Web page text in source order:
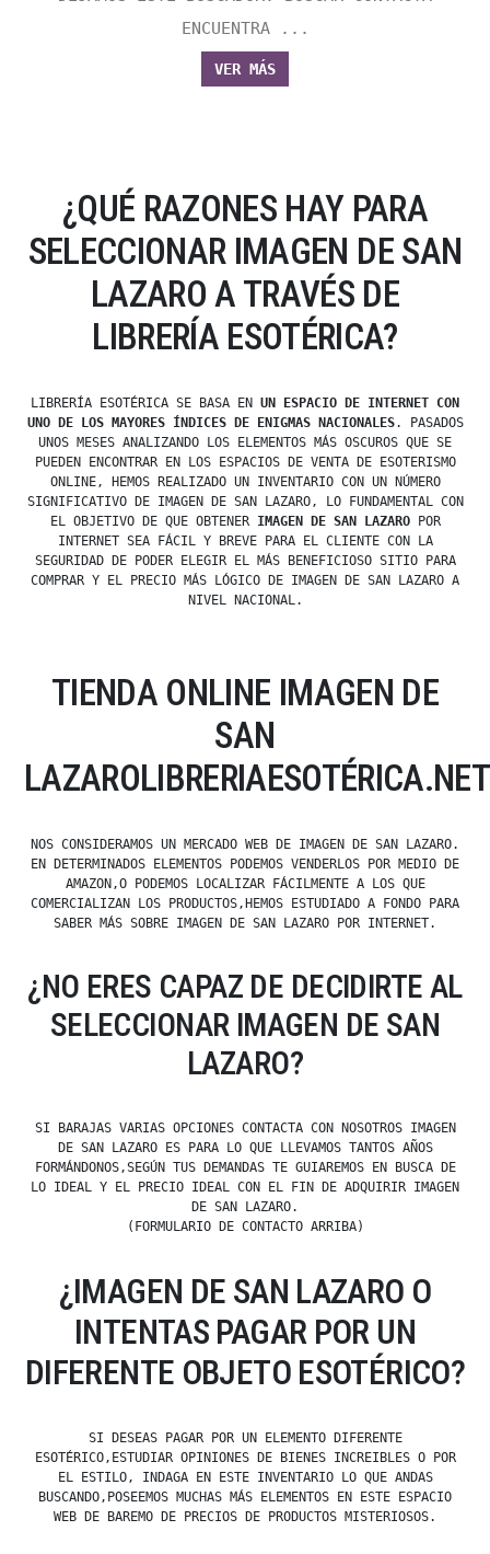
ENCUENTRA ...
VER MÁS
¿QUÉ RAZONES HAY PARA
SELECCIONAR IMAGEN DE SAN
LAZARO A TRAVÉS DE
LIBRERÍA ESOTÉRICA?
LIBRERÍA ESOTÉRICA SE BASA EN UN ESPACIO DE INTERNET CON
UNO DE LOS MAYORES ÍNDICES DE ENIGMAS NACIONALES. PASADOS
UNOS MESES ANALIZANDO LOS ELEMENTOS MÁS OSCUROS QUE SE
PUEDEN ENCONTRAR EN LOS ESPACIOS DE VENTA DE ESOTERISMO
ONLINE, HEMOS REALIZADO UN INVENTARIO CON UN NÚMERO
SIGNIFICATIVO DE IMAGEN DE SAN LAZARO, LO FUNDAMENTAL CON
EL OBJETIVO DE QUE OBTENER IMAGEN DE SAN LAZAROPOR
INTERNET SEA FÁCIL Y BREVE PARA EL CLIENTE CON LA
SEGURIDAD DE PODER ELEGIR EL MÁS BENEFICIOSO SITIO PARA
COMPRAR Y EL PRECIO MÁS LÓGICO DE IMAGEN DE SAN LAZARO A
NIVEL NACIONAL.
TIENDA ONLINE IMAGEN DE
SAN
LAZAROLIBRERIAESOTÉRICA.NET
NOS CONSIDERAMOS UN MERCADO WEB DE IMAGEN DE SAN LAZARO.
EN DETERMINADOS ELEMENTOS PODEMOS VENDERLOS POR MEDIO DE
AMAZON,O PODEMOS LOCALIZAR FÁCILMENTE A LOS QUE
COMERCIALIZAN LOS PRODUCTOS,HEMOS ESTUDIADO A FONDO PARA
SABER MÁS SOBRE IMAGEN DE SAN LAZARO POR INTERNET.
¿NO ERES CAPAZ DE DECIDIRTE AL
SELECCIONAR IMAGEN DE SAN
LAZARO?
SI BARAJAS VARIAS OPCIONES CONTACTA CON NOSOTROS IMAGEN
DE SAN LAZARO ES PARA LO QUE LLEVAMOS TANTOS AÑOS
FORMÁNDONOS,SEGÚN TUS DEMANDAS TE GUIAREMOS EN BUSCA DE
LO IDEAL Y EL PRECIO IDEAL CON EL FIN DE ADQUIRIR IMAGEN
DE SAN LAZARO.
(FORMULARIO DE CONTACTO ARRIBA)
¿IMAGEN DE SAN LAZARO O
INTENTAS PAGAR POR UN
DIFERENTE OBJETO ESOTÉRICO?
SI DESEAS PAGAR POR UN ELEMENTO DIFERENTE
ESOTÉRICO,ESTUDIAR OPINIONES DE BIENES INCREIBLES O POR
EL ESTILO, INDAGA EN ESTE INVENTARIO LO QUE ANDAS
BUSCANDO,POSEEMOS MUCHAS MÁS ELEMENTOS EN ESTE ESPACIO
WEB DE BAREMO DE PRECIOS DE PRODUCTOS MISTERIOSOS.